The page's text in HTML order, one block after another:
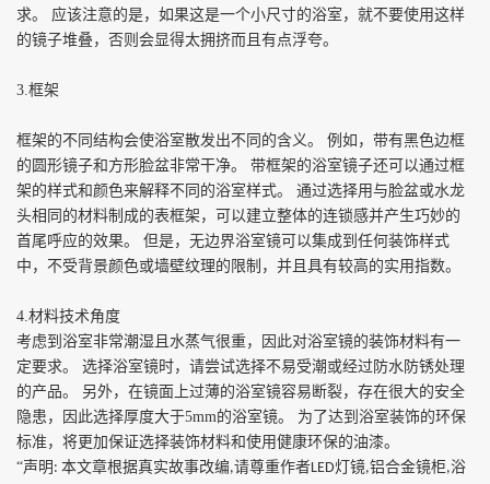
求。
应该注意的是，如果这是一个小尺寸的浴室，就不要使用这样
的镜子堆叠，否则会显得太拥挤而且有点浮夸。
3.框架
框架的不同结构会使浴室散发出不同的含义。
例如，带有黑色边框
的圆形镜子和方形脸盆非常干净。
带框架的浴室镜子还可以通过框
架的样式和颜色来解释不同的浴室样式。
通过选择用与脸盆或水龙
头相同的材料制成的表框架，可以建立整体的连锁感并产生巧妙的
首尾呼应的效果。
但是，无边界浴室镜可以集成到任何装饰样式
中，不受背景颜色或墙壁纹理的限制，并且具有较高的实用指数。
4.材料技术角度
考虑到浴室非常潮湿且水蒸气很重，因此对浴室镜的装饰材料有一
定要求。
选择浴室镜时，请尝试选择不易受潮或经过防水防锈处理
的产品。
另外，在镜面上过薄的浴室镜容易断裂，存在很大的安全
隐患，因此选择厚度大于5mm的浴室镜。 为了达到浴室装饰的环保
标准，将更加保证选择装饰材料和使用健康环保的油漆。
“声明 : 本文章根据真实故事改编,请尊重作者LED灯镜,铝合金镜柜,浴